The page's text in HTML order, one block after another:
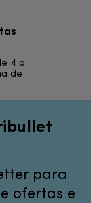
4 a
de
para
ofertas e